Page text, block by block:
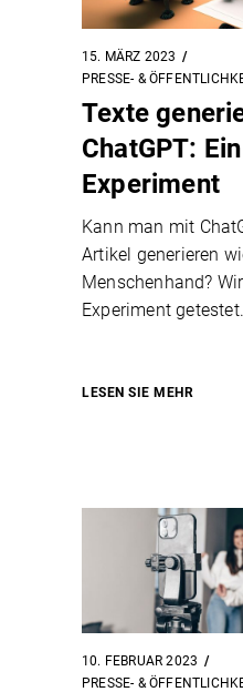
15. MÄRZ 2023
PRESSE- &
Texte
ChatGPT:
Experiment
Kann man mit
Artikel generieren
Menschenhand?
Experiment
LESEN SIE MEHR
10. FEBRUAR 2023
PRESSE- &